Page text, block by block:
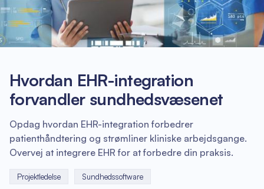
Hvordan EHR-integration
forvandler sundhedsvæsenet
Opdag hvordan EHR-integration forbedrer
patienthåndtering og strømliner kliniske arbejdsgange.
Overvej at integrere EHR for at forbedre din praksis.
Projektledelse Sundhedssoftware